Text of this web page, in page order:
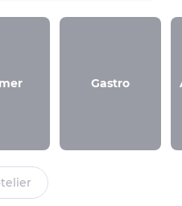
Gastro